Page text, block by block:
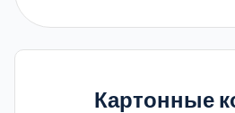
Картонные